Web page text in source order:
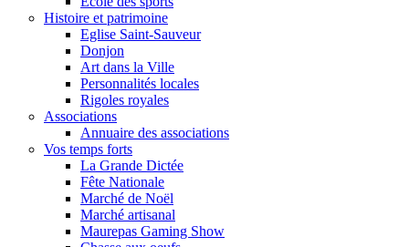
Histoire et patrimoine
Eglise Saint-Sauveur
Donjon
Art dans la Ville
Personnalités locales
Rigoles royales
Associations
Annuaire des associations
Vos temps forts
La Grande Dictée
Fête Nationale
Marché de Noël
Marché artisanal
Maurepas Gaming Show